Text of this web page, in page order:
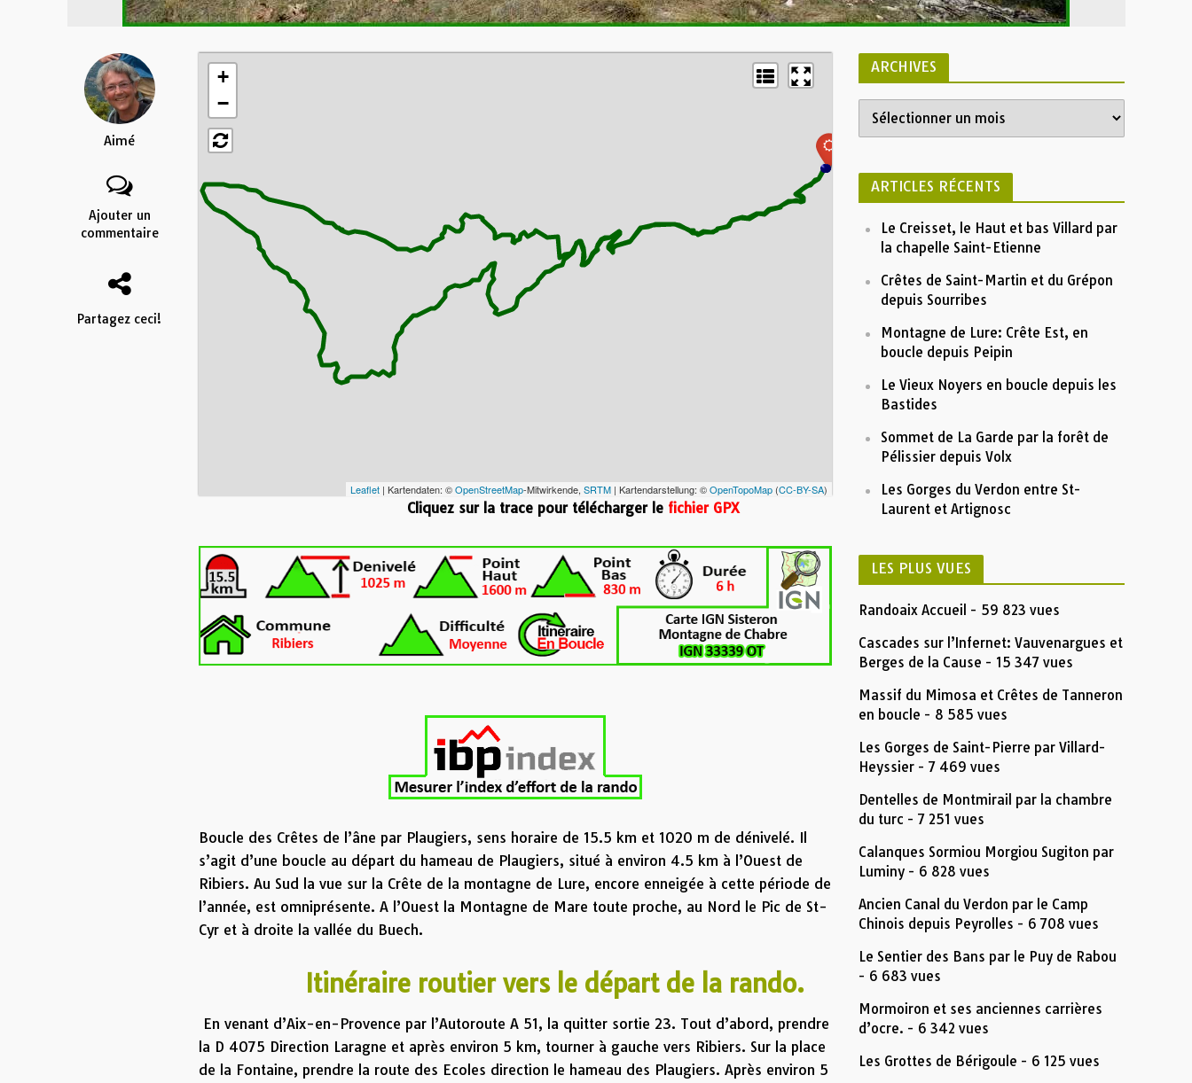
Aimé
Ajouter un
commentaire
Partagez ceci!
+
−
Leaflet | Kartendaten: ©OpenStreetMap-Mitwirkende,SRTM | Kartendarstellung: ©OpenTopoMap (CC-BY-SA)
Liste
 Boucle les crêtes de l'âne par
Plaugiers
Latitude:
44° 12' 40"
Description
Insérez votre description formatée ici
Boucle les crêtes de l'âne par
Plaugiers
GPX
600
900
1500
Altitude (m)
Nom:Boucle les crêtes de l'âne par Plaugiers
Distance: 15,6 km
Altitude minimum:
Descente cumulée :959 m
Description
Insérez votre description formatée ici
Cliquez sur la trace pour télécharger le fichier GPX
Boucle des Crêtes de l’âne par Plaugiers, sens horaire de 15.5 km et 1020 m de dénivelé. Il
s’agit d’une boucle au départ du hameau de Plaugiers, situé à environ 4.5 km à l’Ouest de
Ribiers. Au Sud la vue sur la Crête de la montagne de Lure, encore enneigée à cette période de
l’année, est omniprésente. A l’Ouest la Montagne de Mare toute proche, au Nord le Pic de St-
Cyr et à droite la vallée du Buech.
Itinéraire routier vers le départ de la rando.
En venant d’Aix-en-Provence par l’Autoroute A 51, la quitter sortie 23. Tout d’abord, prendre
la D 4075 Direction Laragne et après environ 5 km, tourner à gauche vers Ribiers. Sur la place
de la Fontaine, prendre la route des Ecoles direction le hameau des Plaugiers. Après environ 5
ARCHIVES
Archives
ARTICLES RÉCENTS
Le Creisset, le Haut et bas Villard par
la chapelle Saint-Etienne
Crêtes de Saint-Martin et du Grépon
depuis Sourribes
Montagne de Lure: Crête Est, en
boucle depuis Peipin
Le Vieux Noyers en boucle depuis les
Bastides
Sommet de La Garde par la forêt de
Pélissier depuis Volx
Les Gorges du Verdon entre St-
Laurent et Artignosc
LES PLUS VUES
Randoaix Accueil - 59 823 vues
Cascades sur l’Infernet: Vauvenargues et
Berges de la Cause - 15 347 vues
Massif du Mimosa et Crêtes de Tanneron
en boucle - 8 585 vues
Les Gorges de Saint-Pierre par Villard-
Heyssier - 7 469 vues
Dentelles de Montmirail par la chambre
du turc - 7 251 vues
Calanques Sormiou Morgiou Sugiton par
Luminy - 6 828 vues
Ancien Canal du Verdon par le Camp
Chinois depuis Peyrolles - 6 708 vues
Le Sentier des Bans par le Puy de Rabou
- 6 683 vues
Mormoiron et ses anciennes carrières
d’ocre. - 6 342 vues
Les Grottes de Bérigoule - 6 125 vues